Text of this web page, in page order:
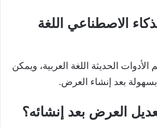
الاصطناعي اللغة
الحديثة اللغة العربية، ويمكن
بعد إنشاء العرض.
العرض بعد إنشائه؟